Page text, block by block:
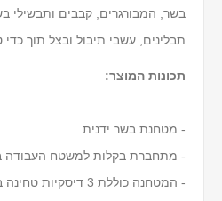
בשר, המבורגרים, קבבים ותבשילי
תבלינים, עשבי תיבול ובצל תוך כדי
תכונות המוצר:
- מטחנת בשר ידנית
- מתחברת בקלות למשטח העבודה
- המטחנה כוללת 3 דיסקיות טחינה בגדלים שונים